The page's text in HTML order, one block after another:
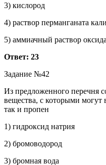
3) кислород
4) раствор перманганата
5) аммиачный раствор
Ответ: 23
Задание №42
Из предложенного перечня
вещества, с которыми могут
так и пропен
1) гидроксид натрия
2) бромоводород
3) бромная вода